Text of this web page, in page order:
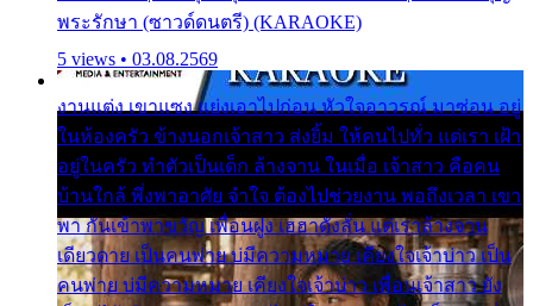
พระรักษา (ซาวด์ดนตรี) (KARAOKE)
5 views • 03.08.2569
งานแต่ง เขาแซง แย่งเอาไปก่อน หัวใจอาวรณ์ มาซ่อน อยู่
ในห้องครัว ข้างนอกเจ้าสาว ส่งยิ้ม ให้คนไปทั่ว แต่เรา เฝ้า
อยู่ในครัว ทำตัวเป็นเด็ก ล้างจาน ในเมื่อ เจ้าสาว คือคน
บ้านใกล้ พึ่งพาอาศัย จำใจ ต้องไปช่วยงาน พอถึงเวลา เขา
พา กันเข้าพาขวัญ เพื่อนฝูง เฮฮาดังลั่น แต่เราล้างจาน
เดียวดาย เป็นคนพ่าย บ่มีความหมาย เคียงใจเจ้าบ่าว เป็น
คนพ่าย บ่มีความหมาย เคียงใจเจ้าบ่าว เพื่อนเจ้าสาว ยัง